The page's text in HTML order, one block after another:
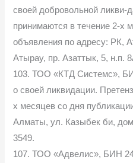
своей добровольной ликви-
принимаются в течение 2-х
объявления по адресу: РК,
Атырау, пр. Азаттык, 5, н.п.
103. ТОО «КТД Системс»,
о своей ликвидации.
х месяцев со дня
Алматы, ул. Казыбек би,
3549.
107. ТОО «Адвелис», БИН